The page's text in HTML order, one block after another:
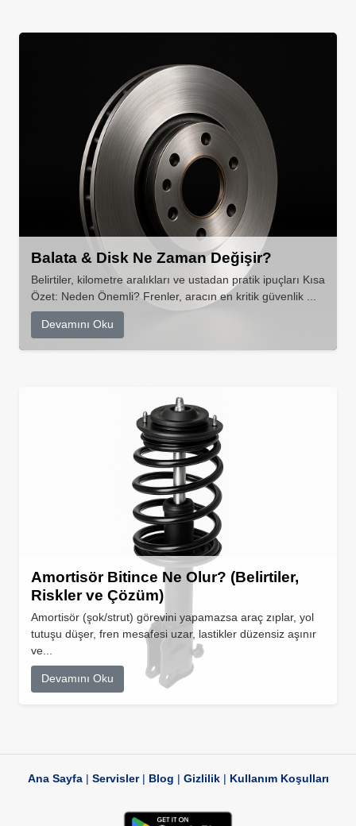
Balata & Disk Ne Zaman Değişir?
Belirtiler, kilometre aralıkları ve ustadan pratik ipuçları Kısa
Özet: Neden Önemli? Frenler, aracın en kritik güvenlik ...
Devamını Oku
Amortisör Bitince Ne Olur? (Belirtiler,
Riskler ve Çözüm)
Amortisör (şok/strut) görevini yapamazsa araç zıplar, yol
tutuşu düşer, fren mesafesi uzar, lastikler düzensiz aşınır
ve...
Devamını Oku
Ana Sayfa| Servisler| Blog | Gizlilik| Kullanım Koşulları